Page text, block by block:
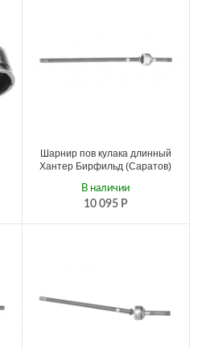
Шарнир пов кулака длинный
Хантер Бирфильд (Саратов)
10 095 Р
В наличии